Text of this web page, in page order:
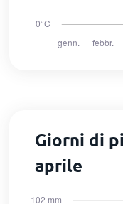
Giorni di
aprile